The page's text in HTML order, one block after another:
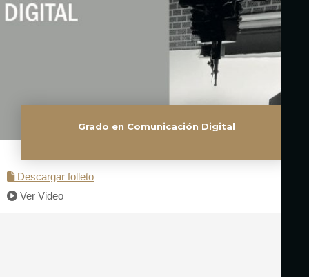
Grado en Comunicación Digital
Descargar folleto
Ver Video